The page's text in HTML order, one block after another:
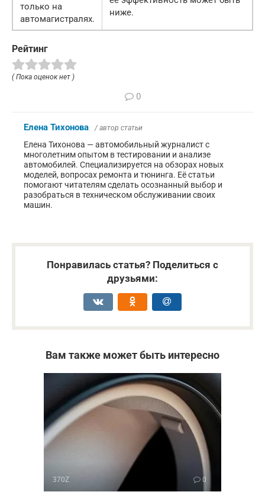
только на
автомагистралях.
ниже.
Рейтинг
( Пока оценок нет )
0
Елена Тихонова / автор статьи
Елена Тихонова — автомобильный журналист с
многолетним опытом в тестировании и анализе
автомобилей. Специализируется на обзорах новых
моделей, вопросах ремонта и тюнинга. Её статьи
помогают читателям сделать осознанный выбор и
разобраться в техническом обслуживании своих
машин.
Понравилась статья? Поделиться с
друзьями:
Вам также может быть интересно
370Z 0